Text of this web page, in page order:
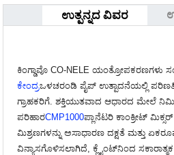
ಉತ್ಪನ್ನದ ವಿವರ
ಕಿಂಗ್ಡಾವೊ CO-NELE ಯಂತ್ರೋಪಕರಣಗಳು
ಕೇಂದ್ರಒಳಚರಂಡಿ ಪೈಪ್ ಉತ್ಪಾದನೆಯಲ್ಲಿ
ಗ್ರಾಹಕರಿಗೆ. ಶಕ್ತಿಯುತವಾದ ಆಧಾರದ ಮೇಲೆ
ಪರಿಹಾರCMP1000ಪ್ಲಾನೆಟರಿ ಕಾಂಕ್ರೀಟ್
ಮಿಶ್ರಣಗಳನ್ನು ಅಸಾಧಾರಣ ದಕ್ಷತೆ ಮತ್ತು
ವಿನ್ಯಾಸಗೊಳಿಸಲಾಗಿದೆ, ಕ್ಲೈಂಟ್‌ನಿಂದ